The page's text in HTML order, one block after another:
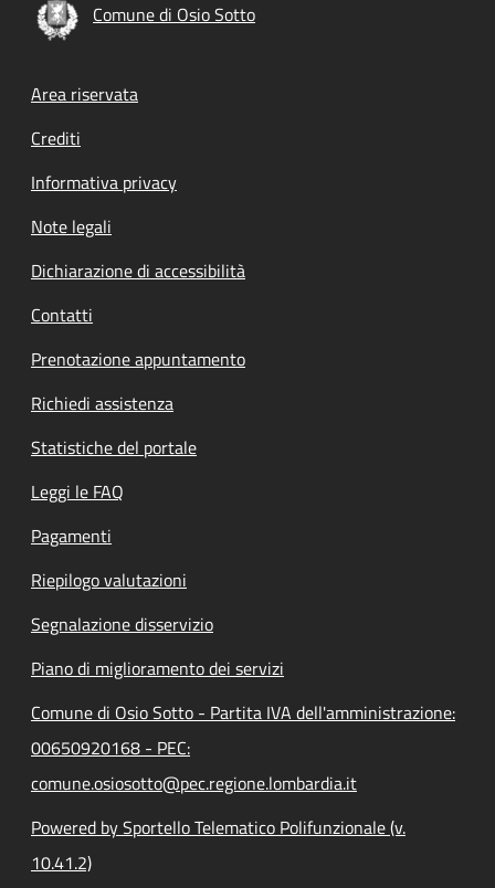
Comune di Osio Sotto
Footer menu
Area riservata
Crediti
Informativa privacy
Note legali
Dichiarazione di accessibilità
Contatti
Prenotazione appuntamento
Richiedi assistenza
Statistiche del portale
Leggi le FAQ
Pagamenti
Riepilogo valutazioni
Segnalazione disservizio
Piano di miglioramento dei servizi
Comune di Osio Sotto - Partita IVA dell'amministrazione:
00650920168 - PEC:
comune.osiosotto@pec.regione.lombardia.it
Powered by Sportello Telematico Polifunzionale (v.
10.41.2)